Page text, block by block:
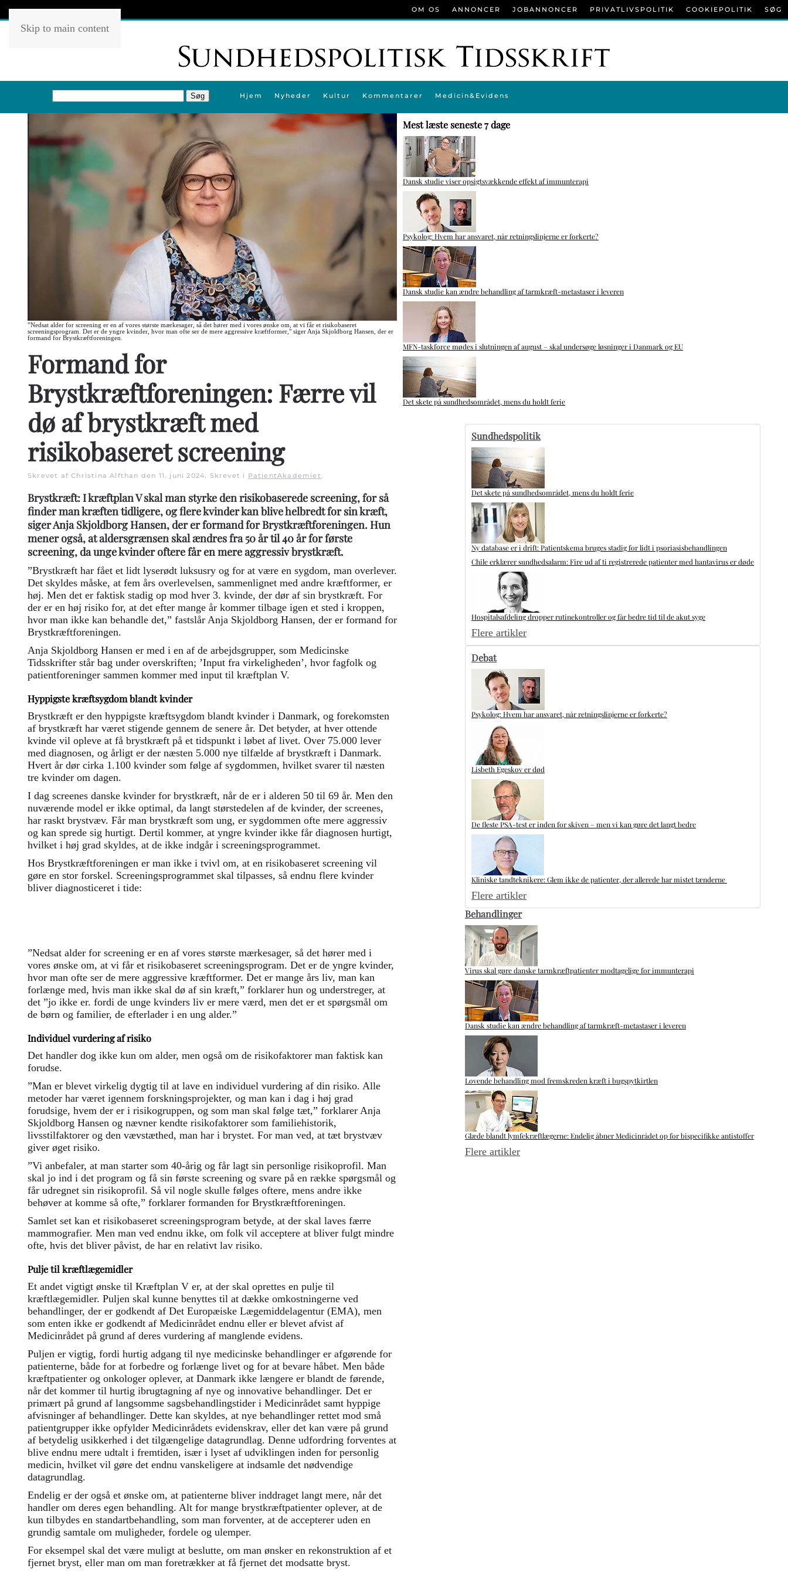
Skip to main content
Hjem Nyheder Kultur Kommentarer Medicin&Evidens
OM OS ANNONCER JOBANNONCER PRIVATLIVSPOLITIK COOKIEPOLITIK SØG
”Nedsat alder for screening er en af vores største mærkesager, så det hører med i vores ønske om, at vi får et risikobaseret
screeningsprogram. Det er de yngre kvinder, hvor man ofte ser de mere aggressive kræftformer," siger Anja Skjoldborg Hansen, der er
formand for Brystkræftforeningen.
Formand for
Brystkræftforeningen: Færre vil
dø af brystkræft med
risikobaseret screening
Skrevet af Christina Alfthan den 11. juni 2024. Skrevet i PatientAkademiet.
Brystkræft: I kræftplan V skal man styrke den risikobaserede screening, for så
finder man kræften tidligere, og flere kvinder kan blive helbredt for sin kræft,
siger Anja Skjoldborg Hansen, der er formand for Brystkræftforeningen. Hun
mener også, at aldersgrænsen skal ændres fra 50 år til 40 år for første
screening, da unge kvinder oftere får en mere aggressiv brystkræft.
”Brystkræft har fået et lidt lyserødt luksusry og for at være en sygdom, man overlever.
Det skyldes måske, at fem års overlevelsen, sammenlignet med andre kræftformer, er
høj. Men det er faktisk stadig op mod hver 3. kvinde, der dør af sin brystkræft. For
der er en høj risiko for, at det efter mange år kommer tilbage igen et sted i kroppen,
hvor man ikke kan behandle det,” fastslår Anja Skjoldborg Hansen, der er formand for
Brystkræftforeningen.
Anja Skjoldborg Hansen er med i en af de arbejdsgrupper, som Medicinske
Tidsskrifter står bag under overskriften; ’Input fra virkeligheden’, hvor fagfolk og
patientforeninger sammen kommer med input til kræftplan V.
Hyppigste kræftsygdom blandt kvinder
Brystkræft er den hyppigste kræftsygdom blandt kvinder i Danmark, og forekomsten
af brystkræft har været stigende gennem de senere år. Det betyder, at hver ottende
kvinde vil opleve at få brystkræft på et tidspunkt i løbet af livet. Over 75.000 lever
med diagnosen, og årligt er der næsten 5.000 nye tilfælde af brystkræft i Danmark.
Hvert år dør cirka 1.100 kvinder som følge af sygdommen, hvilket svarer til næsten
tre kvinder om dagen.
I dag screenes danske kvinder for brystkræft, når de er i alderen 50 til 69 år. Men den
nuværende model er ikke optimal, da langt størstedelen af de kvinder, der screenes,
har raskt brystvæv. Får man brystkræft som ung, er sygdommen ofte mere aggressiv
og kan sprede sig hurtigt. Dertil kommer, at yngre kvinder ikke får diagnosen hurtigt,
hvilket i høj grad skyldes, at de ikke indgår i screeningsprogrammet.
Hos Brystkræftforeningen er man ikke i tvivl om, at en risikobaseret screening vil
gøre en stor forskel. Screeningsprogrammet skal tilpasses, så endnu flere kvinder
bliver diagnosticeret i tide:
”Nedsat alder for screening er en af vores største mærkesager, så det hører med i
vores ønske om, at vi får et risikobaseret screeningsprogram. Det er de yngre kvinder,
hvor man ofte ser de mere aggressive kræftformer. Det er mange års liv, man kan
forlænge med, hvis man ikke skal dø af sin kræft,” forklarer hun og understreger, at
det ”jo ikke er. fordi de unge kvinders liv er mere værd, men det er et spørgsmål om
de børn og familier, de efterlader i en ung alder.”
Individuel vurdering af risiko
Det handler dog ikke kun om alder, men også om de risikofaktorer man faktisk kan
forudse.
”Man er blevet virkelig dygtig til at lave en individuel vurdering af din risiko. Alle
metoder har været igennem forskningsprojekter, og man kan i dag i høj grad
forudsige, hvem der er i risikogruppen, og som man skal følge tæt,” forklarer Anja
Skjoldborg Hansen og nævner kendte risikofaktorer som familiehistorik,
livsstilfaktorer og den vævstæthed, man har i brystet. For man ved, at tæt brystvæv
giver øget risiko.
”Vi anbefaler, at man starter som 40-årig og får lagt sin personlige risikoprofil. Man
skal jo ind i det program og få sin første screening og svare på en række spørgsmål og
får udregnet sin risikoprofil. Så vil nogle skulle følges oftere, mens andre ikke
behøver at komme så ofte,” forklarer formanden for Brystkræftforeningen.
Samlet set kan et risikobaseret screeningsprogram betyde, at der skal laves færre
mammografier. Men man ved endnu ikke, om folk vil acceptere at bliver fulgt mindre
ofte, hvis det bliver påvist, de har en relativt lav risiko.
Pulje til kræftlægemidler
Et andet vigtigt ønske til Kræftplan V er, at der skal oprettes en pulje til
kræftlægemidler. Puljen skal kunne benyttes til at dække omkostningerne ved
behandlinger, der er godkendt af Det Europæiske Lægemiddelagentur (EMA), men
som enten ikke er godkendt af Medicinrådet endnu eller er blevet afvist af
Medicinrådet på grund af deres vurdering af manglende evidens.
Puljen er vigtig, fordi hurtig adgang til nye medicinske behandlinger er afgørende for
patienterne, både for at forbedre og forlænge livet og for at bevare håbet. Men både
kræftpatienter og onkologer oplever, at Danmark ikke længere er blandt de førende,
når det kommer til hurtig ibrugtagning af nye og innovative behandlinger. Det er
primært på grund af langsomme sagsbehandlingstider i Medicinrådet samt hyppige
afvisninger af behandlinger. Dette kan skyldes, at nye behandlinger rettet mod små
patientgrupper ikke opfylder Medicinrådets evidenskrav, eller det kan være på grund
af betydelig usikkerhed i det tilgængelige datagrundlag. Denne udfordring forventes at
blive endnu mere udtalt i fremtiden, især i lyset af udviklingen inden for personlig
medicin, hvilket vil gøre det endnu vanskeligere at indsamle det nødvendige
datagrundlag.
Endelig er der også et ønske om, at patienterne bliver inddraget langt mere, når det
handler om deres egen behandling. Alt for mange brystkræftpatienter oplever, at de
kun tilbydes en standartbehandling, som man forventer, at de accepterer uden en
grundig samtale om muligheder, fordele og ulemper.
For eksempel skal det være muligt at beslutte, om man ønsker en rekonstruktion af et
fjernet bryst, eller man om man foretrækker at få fjernet det modsatte bryst.
Mest læste seneste 7 dage
Dansk studie viser opsigtsvækkende effekt af immunterapi
Psykolog: Hvem har ansvaret, når retningslinjerne er forkerte?
Dansk studie kan ændre behandling af tarmkræft-metastaser i leveren
MFN-taskforce mødes i slutningen af august – skal undersøge løsninger i Danmark og EU
Det skete på sundhedsområdet, mens du holdt ferie
Sundhedspolitik
Det skete på sundhedsområdet, mens du holdt ferie
Ny database er i drift: Patientskema bruges stadig for lidt i psoriasisbehandlingen
Chile erklærer sundhedsalarm: Fire ud af ti registrerede patienter med hantavirus er døde
Hospitalsafdeling dropper rutinekontroller og får bedre tid til de akut syge
Flere artikler
Debat
Psykolog: Hvem har ansvaret, når retningslinjerne er forkerte?
Lisbeth Egeskov er død
De fleste PSA-test er inden for skiven – men vi kan gøre det langt bedre
Kliniske tandteknikere: Glem ikke de patienter, der allerede har mistet tænderne
Flere artikler
Behandlinger
Virus skal gøre danske tarmkræftpatienter modtagelige for immunterapi
Dansk studie kan ændre behandling af tarmkræft-metastaser i leveren
Lovende behandling mod fremskreden kræft i bugspytkirtlen
Glæde blandt lymfekræftlægerne: Endelig åbner Medicinrådet op for bispecifikke antistoffer
Flere artikler